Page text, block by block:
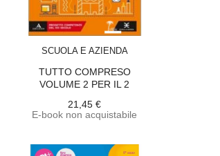
SCUOLA E AZIENDA
TUTTO COMPRESO
VOLUME 2 PER IL 2
21,45 €
E-book non acquistabile